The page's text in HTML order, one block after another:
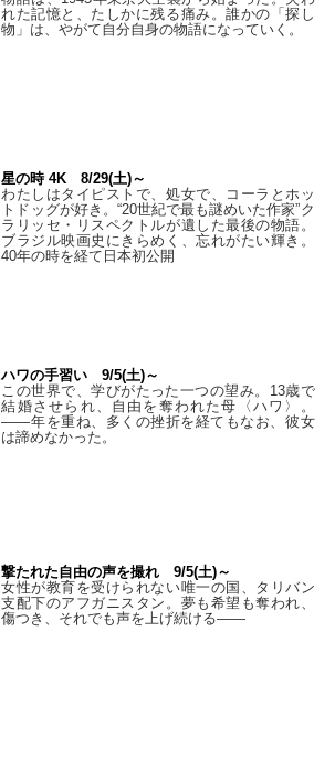
れた記憶と、たしかに残る痛み。誰かの「探し
物」は、やがて自分自身の物語になっていく。
星の時 4K 8/29(土)～
わたしはタイピストで、処⼥で、コーラとホッ
トドッグが好き。“20世紀で最も謎めいた作家”ク
ラリッセ・リスペクトルが遺した最後の物語。
ブラジル映画史にきらめく、忘れがたい輝き。
40年の時を経て⽇本初公開
ハワの手習い 9/5(土)～
この世界で、学びがたった一つの望み。13歳で
結婚させられ、自由を奪われた母〈ハワ〉。
——年を重ね、多くの挫折を経てもなお、彼女
は諦めなかった。
撃たれた自由の声を撮れ 9/5(土)～
女性が教育を受けられない唯一の国、タリバン
支配下のアフガニスタン。夢も希望も奪われ、
傷つき、それでも声を上げ続ける——